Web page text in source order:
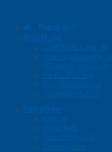
Trang chủ
Giới thiệu
Giới Thiệu Công Ty
Lĩnh Vực Hoạt Động
Sứ Mệnh Tầm Nhìn
Sơ Đồ Tổ Chức
Văn Hóa Công ty
Cơ Hội Việc Làm
Sản phẩm
Cửa gỗ
Cửa nhựa
Cửa chống cháy
Phụ kiện cửa